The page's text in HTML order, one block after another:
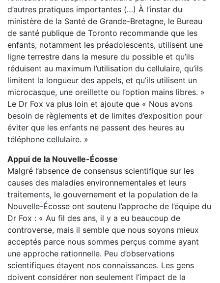
d’autres pratiques importantes (…) À l’instar du
ministère de la Santé de Grande-Bretagne, le Bureau
de santé publique de Toronto recommande que les
enfants, notamment les préadolescents, utilisent une
ligne terrestre dans la mesure du possible et qu’ils
réduisent au maximum l’utilisation du cellulaire, qu’ils
limitent la longueur des appels, et qu’ils utilisent un
microcasque, une oreillette ou l’option mains libres. »
Le Dr Fox va plus loin et ajoute que « Nous avons
besoin de règlements et de limites d’exposition pour
éviter que les enfants ne passent des heures au
téléphone cellulaire. »
Appui de la Nouvelle-Écosse
Malgré l’absence de consensus scientifique sur les
causes des maladies environnementales et leurs
traitements, le gouvernement et la population de la
Nouvelle-Écosse ont soutenu l’approche de l’équipe du
Dr Fox : « Au fil des ans, il y a eu beaucoup de
controverse, mais il semble que nous soyons mieux
acceptés parce nous sommes perçus comme ayant
une approche rationnelle. Peu d’observations
scientifiques étayent nos connaissances. Les gens
doivent considérer non seulement l’impact de la